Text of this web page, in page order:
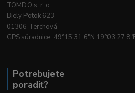
TOMDO s. r. o.
Biely Potok 623
01306 Terchová
GPS súradnice: 49°15'31.6"N
Potrebujete
poradiť?